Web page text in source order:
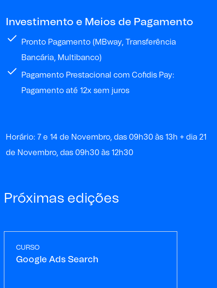
Investimento e Meios de Pagamento
Pronto Pagamento (MBway, Transferência
Bancária, Multibanco)
Pagamento Prestacional com Cofidis Pay:
Pagamento até 12x sem juros
Horário: 7 e 14 de Novembro, das 09h30 às 13h + dia 21
de Novembro, das 09h30 às 12h30
Próximas edições
CURSO
Google Ads Search